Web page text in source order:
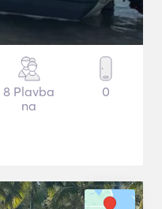
8 Plavba
na
0